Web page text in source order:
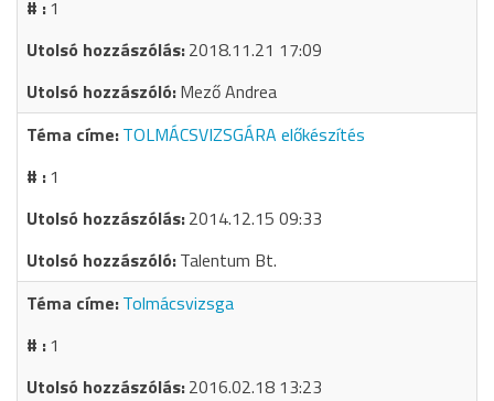
1
2018.11.21 17:09
Mező Andrea
TOLMÁCSVIZSGÁRA előkészítés
1
2014.12.15 09:33
Talentum Bt.
Tolmácsvizsga
1
2016.02.18 13:23